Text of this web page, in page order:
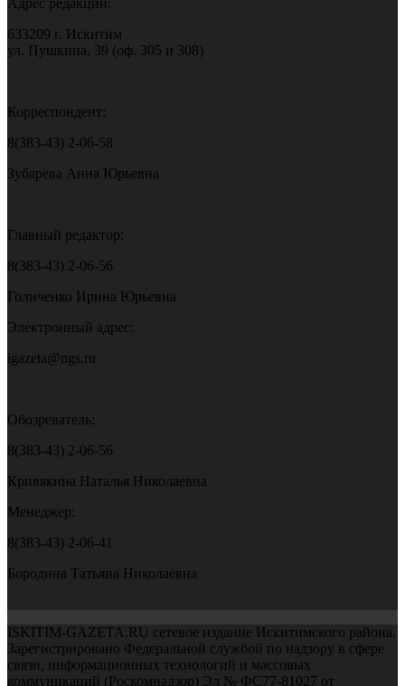
Адрес редакции:
633209 г. Искитим
ул. Пушкина, 39 (оф. 305 и 308)
Корреспондент:
8(383-43) 2-06-58
Зубарева Анна Юрьевна
Главный редактор:
8(383-43) 2-06-56
Голиченко Ирина Юрьевна
Электронный адрес:
igazeta@ngs.ru
Обозреватель:
8(383-43) 2-06-56
Кривякина Наталья Николаевна
Менеджер:
8(383-43) 2-06-41
Бородина Татьяна Николаевна
ISKITIM-GAZETA.RU сетевое издание Искитимского района.
Зарегистрировано Федеральной службой по надзору в сфере
связи, информационных технологий и массовых
коммуникаций (Роскомнадзор) Эл № ФС77-81027 от